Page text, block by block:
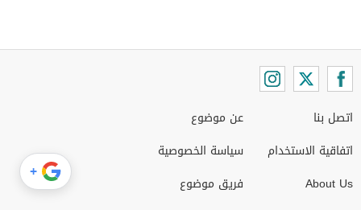
اتصل بنا
اتفاقية الاستخدام
About Us
عن موضوع
سياسة الخصوصية
فريق موضوع
+